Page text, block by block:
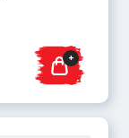
+